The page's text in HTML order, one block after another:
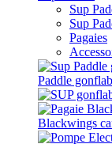
Sup
Sup
Pagaies
Paddle
Blackwings